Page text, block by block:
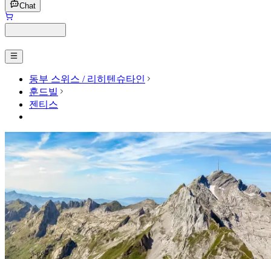
Chat
동부 스위스 / 리히텐슈타인
훈드빌
젠티스